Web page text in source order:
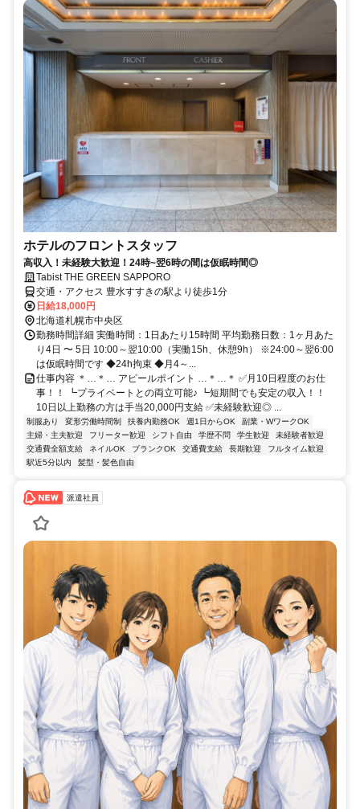
ホテルのフロントスタッフ
高収入！未経験大歓迎！24時~翌6時の間は仮眠時間◎
Tabist THE GREEN SAPPORO
交通・アクセス 豊水すすきの駅より徒歩1分
日給18,000円
北海道札幌市中央区
勤務時間詳細 実働時間：1日あたり15時間 平均勤務日数：1ヶ月あた
り4日 〜 5日 10:00～翌10:00（実働15h、休憩9h） ※24:00～翌6:00
は仮眠時間です ◆24h拘束 ◆月4～...
仕事内容 ＊…＊… アピールポイント …＊…＊ ✅月10日程度のお仕
事！！ ┗プライベートとの両立可能♪ ┗短期間でも安定の収入！！
10日以上勤務の方は手当20,000円支給 ✅未経験歓迎◎ ...
制服あり 変形労働時間制 扶養内勤務OK 週1日からOK
副業・WワークOK
主婦・主夫歓迎
フリーター歓迎 シフト自由 学歴不問 学生歓迎
未経験者歓迎
交通費全額支給
ネイルOK ブランクOK 交通費支給 長期歓迎
フルタイム歓迎
駅近5分以内
髪型・髪色自由
派遣社員